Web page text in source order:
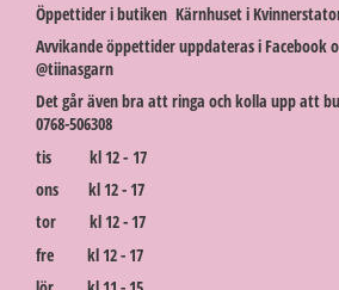
Öppettider i butiken Kärnhuset i
Avvikande öppettider uppdateras i Facebook
@tiinasgarn
Det går även bra att ringa och kolla upp att
0768-506308
tis kl 12 - 17
ons kl 12 - 17
tor kl 12 - 17
fre kl 12 - 17